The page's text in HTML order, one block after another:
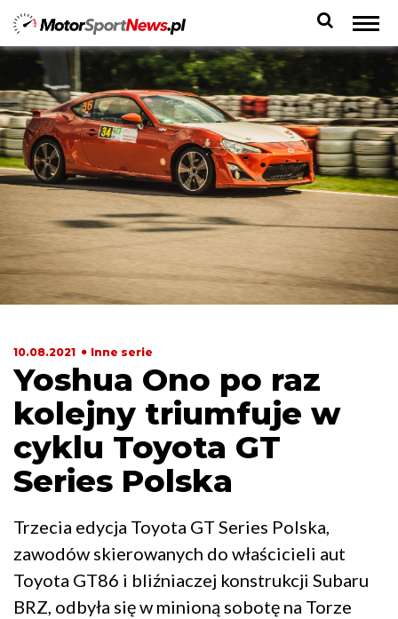
10.08.2021 Inne serie
Yoshua Ono po raz
kolejny triumfuje w
cyklu Toyota GT
Series Polska
Trzecia edycja Toyota GT Series Polska,
zawodów skierowanych do właścicieli aut
Toyota GT86 i bliźniaczej konstrukcji Subaru
BRZ, odbyła się w minioną sobotę na Torze